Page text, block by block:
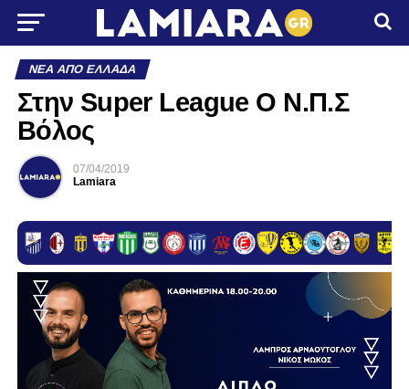
ΝΈΑ ΑΠΌ ΕΛΛΆΔΑ
Στην Super League O Ν.Π.Σ
Βόλος
07/04/2019
Lamiara